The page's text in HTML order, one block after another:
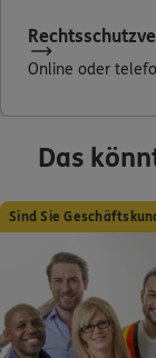
Online oder
Das
Sind Sie